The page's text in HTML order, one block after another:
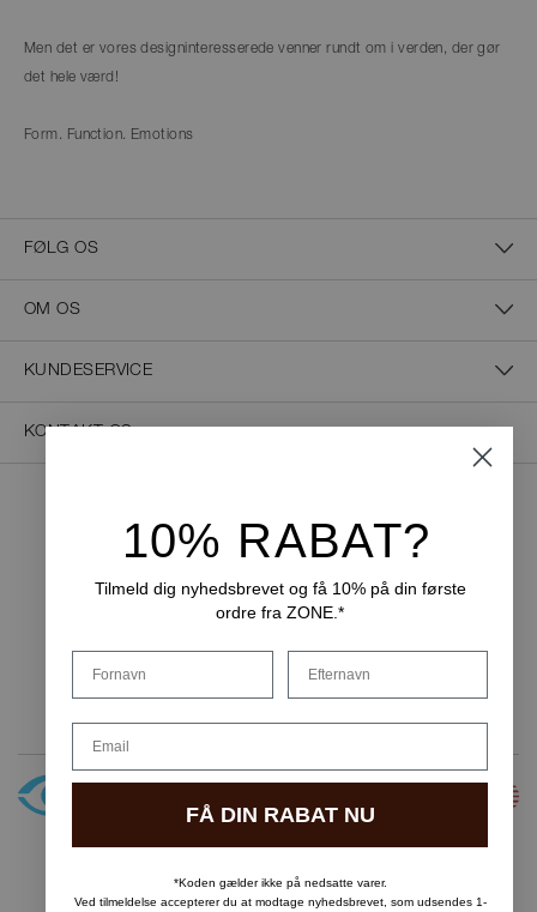
Men det er vores designinteresserede venner rundt om i verden, der gør
det hele værd!
Form. Function. Emotions
FØLG OS
OM OS
KUNDESERVICE
KONTAKT OS
NEM BETALING
LEVERINGSMULIGHEDER
10% RABAT?
Tilmeld dig nyhedsbrevet og få 10% på din første
ordre fra ZONE.*
Fornavn Efternavn
Email
FÅ DIN RABAT NU
*Koden gælder ikke på nedsatte varer.
Ved tilmeldelse accepterer du at modtage nyhedsbrevet, som udsendes 1-